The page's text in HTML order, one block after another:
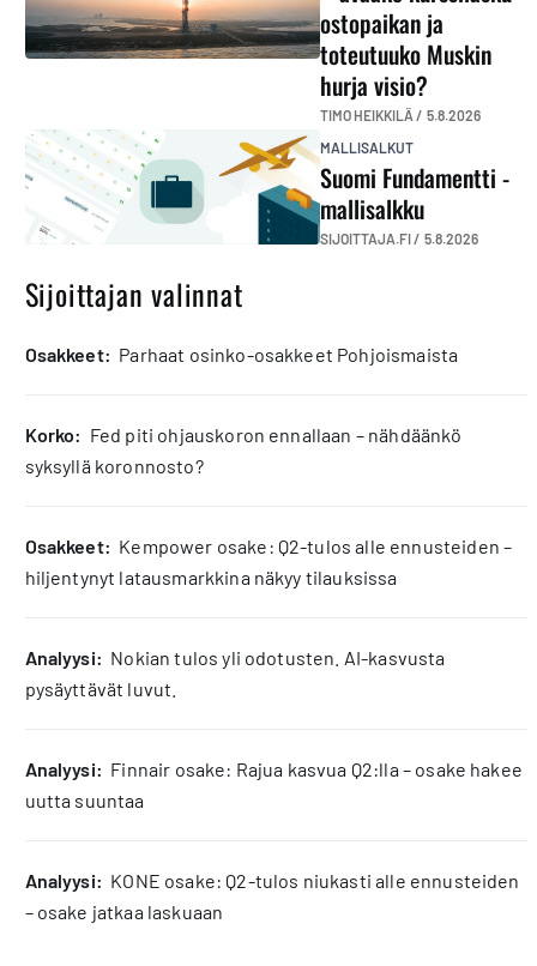
ostopaikan ja
toteutuuko Muskin
hurja visio?
TIMO HEIKKILÄ / 5.8.2026
MALLISALKUT
Suomi Fundamentti -
mallisalkku
SIJOITTAJA.FI / 5.8.2026
Sijoittajan valinnat
osakkeet: Parhaat osinko-osakkeet Pohjoismaista
korko: Fed piti ohjauskoron ennallaan – nähdäänkö
syksyllä koronnosto?
osakkeet: Kempower osake: Q2-tulos alle ennusteiden –
hiljentynyt latausmarkkina näkyy tilauksissa
analyysi: Nokian tulos yli odotusten. AI-kasvusta
pysäyttävät luvut.
analyysi: Finnair osake: Rajua kasvua Q2:lla – osake hakee
uutta suuntaa
analyysi: KONE osake: Q2-tulos niukasti alle ennusteiden
– osake jatkaa laskuaan